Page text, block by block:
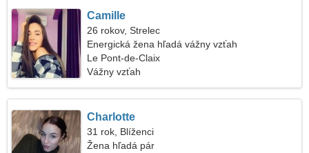
Camille
26 rokov, Strelec
Energická žena hľadá vážny vzťah
Le Pont-de-Claix
Vážny vzťah
Charlotte
31 rok, Blíženci
Žena hľadá pár